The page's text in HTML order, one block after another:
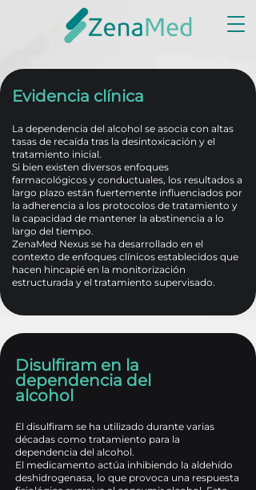
Evidencia clínica
La dependencia del alcohol se asocia con altas
tasas de recaída tras la desintoxicación y el
tratamiento inicial.
Si bien existen diversos enfoques
farmacológicos y conductuales, los resultados a
largo plazo están fuertemente influenciados por
la adherencia a los protocolos de tratamiento y
la capacidad de mantener la abstinencia a lo
largo del tiempo.
ZenaMed Nexus se ha desarrollado en el
contexto de enfoques clínicos establecidos que
hacen hincapié en la monitorización
estructurada y el tratamiento supervisado.
Disulfiram en la
dependencia del
alcohol
El disulfiram se ha utilizado durante varias
décadas como tratamiento para la
dependencia del alcohol.
El medicamento actúa inhibiendo la aldehído
deshidrogenasa, lo que provoca una respuesta